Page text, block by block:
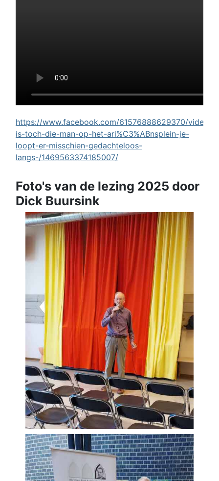
https://www.facebook.com/61576888629370/videos/
is-toch-die-man-op-het-ari%C3%ABnsplein-je-
loopt-er-misschien-gedachteloos-
langs-/1469563374185007/
Foto's van de lezing 2025 door
Dick Buursink